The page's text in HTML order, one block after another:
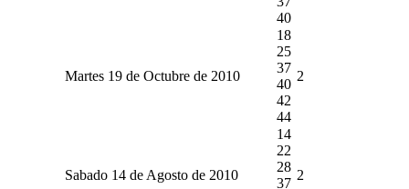
40
Martes 19 de Octubre de 2010
18
25
37
40
42
44
2
Sabado 14 de Agosto de 2010
14
22
28
37
2